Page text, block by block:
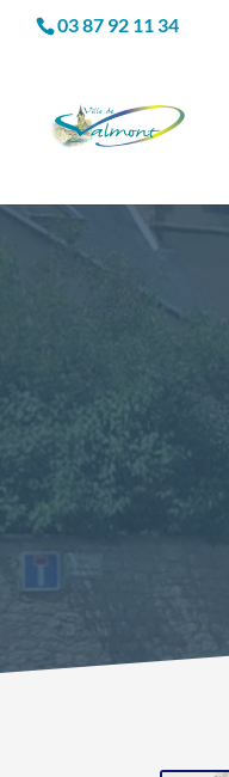
03 87 92 11 34